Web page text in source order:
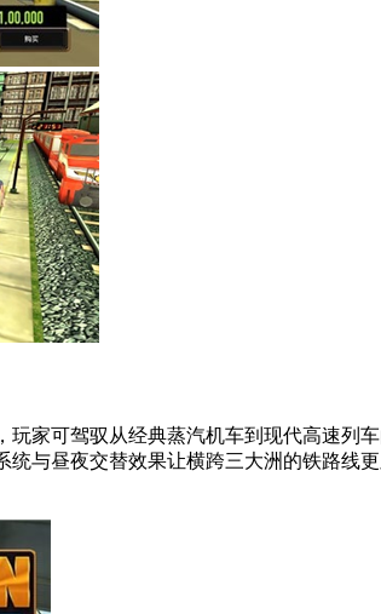
玩家可驾驭从经典蒸汽机车到现代高速列
统与昼夜交替效果让横跨三大洲的铁路